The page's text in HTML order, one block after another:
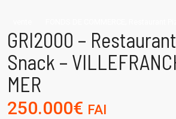
GRI2000 –
Snack –
MER
250.000€ FAI